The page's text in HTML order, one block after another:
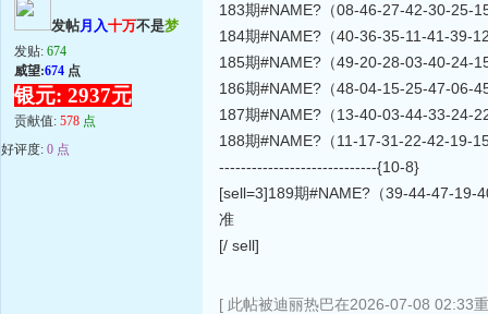
发帖月入十万不是梦
发贴: 674
威望:674 点
银元: 2937元
贡献值: 578 点
好评度: 0 点
183期#NAME?（08-46-27-42-30-25-
184期#NAME?（40-36-35-11-41-39-
185期#NAME?（49-20-28-03-40-24-
186期#NAME?（48-04-15-25-47-06-
187期#NAME?（13-40-03-44-33-24-
188期#NAME?（11-17-31-22-42-19-
-----------------------------{10-8}
[sell=3]189期#NAME?（39-44-47-
准
[/ sell]
[ 此帖被迪丽热巴在2026-07-08 02:33